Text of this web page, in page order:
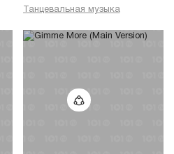
Танцевальная музыка